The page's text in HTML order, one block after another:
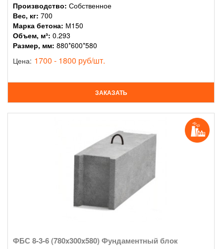
Производство: Собственное
Вес, кг: 700
Марка бетона: М150
Объем, м³: 0.293
Размер, мм: 880*600*580
Цена: 1700 - 1800 руб/шт.
ЗАКАЗАТЬ
ФБС 8-3-6 (780x300x580) Фундаментный блок